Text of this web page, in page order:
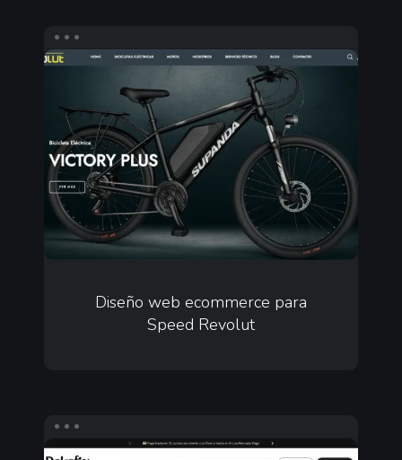
Diseño
ecommerce
para
Speed
Revolut
web
ecommerce
Diseño web ecommerce para
Speed Revolut
Diseño